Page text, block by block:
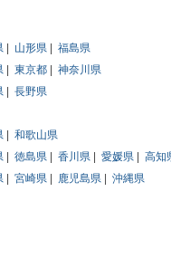
山形県
福島県
東京都
神奈川県
長野県
和歌山県
徳島県 香川県 愛媛県
高知
宮崎県 鹿児島県
沖縄県